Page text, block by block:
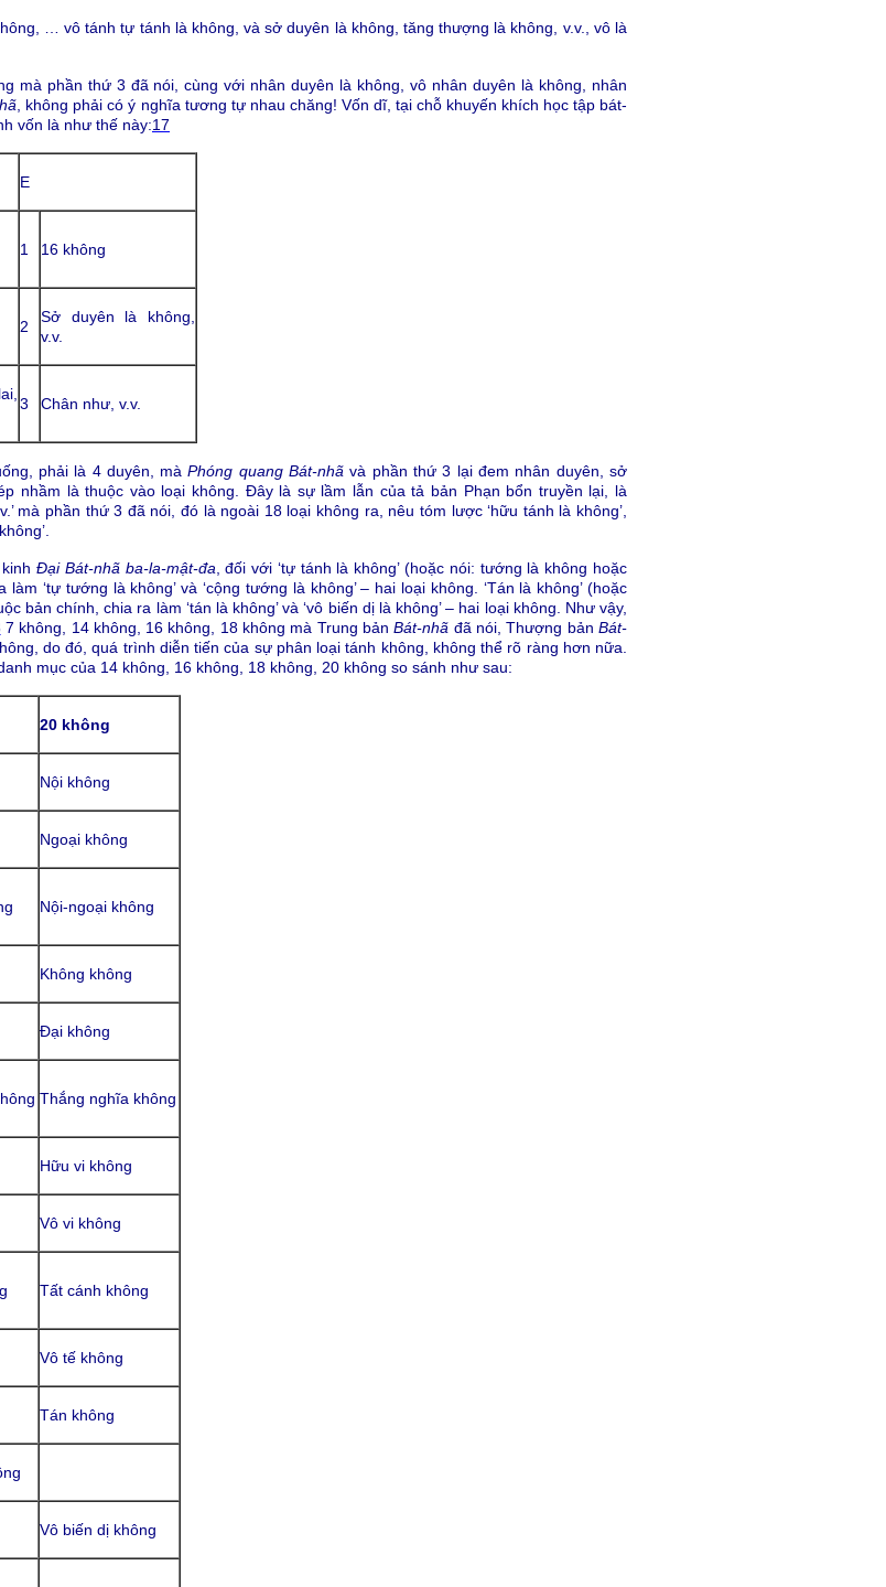
… vô tánh tự tánh là không, và sở duyên là không, tăng thượng là không, v.v., vô là
mà phần thứ 3 đã nói, cùng với nhân duyên là không, vô nhân duyên là không, nhân
, không phải có ý nghĩa tương tự nhau chăng! Vốn dĩ, tại chỗ khuyến khích học tập bát-
vốn là như thế này:17
E
1 16 không
2
Sở duyên là không,
v.v.
3 Chân như, v.v.
phải là 4 duyên, màPhóng quang Bát-nhã và phần thứ 3 lại đem nhân duyên, sở
nhầm là thuộc vào loại không. Đây là sự lầm lẫn của tả bản Phạn bổn truyền lại, là
mà phần thứ 3 đã nói, đó là ngoài 18 loại không ra, nêu tóm lược ‘hữu tánh là không’,
Đại Bát-nhã ba-la-mật-đa , đối với ‘tự tánh là không’ (hoặc nói: tướng là không hoặc
‘tự tướng là không’ và ‘cộng tướng là không’ – hai loại không. ‘Tán là không’ (hoặc
bản chính, chia ra làm ‘tán là không’ và ‘vô biến dị là không’ – hai loại không. Như vậy,
7 không, 14 không, 16 không, 18 không mà Trung bảnBát-nhã đã nói, Thượng bảnBát-
do đó, quá trình diễn tiến của sự phân loại tánh không, không thể rõ ràng hơn nữa.
mục của 14 không, 16 không, 18 không, 20 không so sánh như sau:
20 không
Nội không
Ngoại không
Nội-ngoại không
Không không
Đại không
Thắng nghĩa không
Hữu vi không
Vô vi không
Tất cánh không
Vô tế không
Tán không
Vô biến dị không